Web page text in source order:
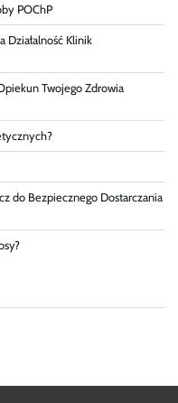
POChP
Działalność Klinik
Twojego Zdrowia
do Bezpiecznego Dostarczania